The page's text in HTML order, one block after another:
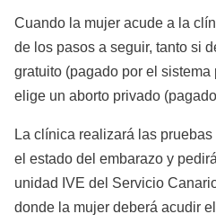
Cuando la mujer acude a la
de los pasos a seguir, tanto si
gratuito (pagado por el
elige un aborto privado
La clínica realizará las
el estado del embarazo y
unidad IVE del Servicio
donde la mujer deberá acudir